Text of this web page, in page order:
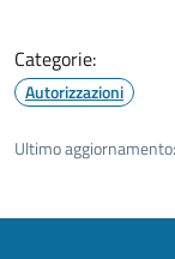
Categorie:
Autorizzazioni
Ultimo aggiornamento: